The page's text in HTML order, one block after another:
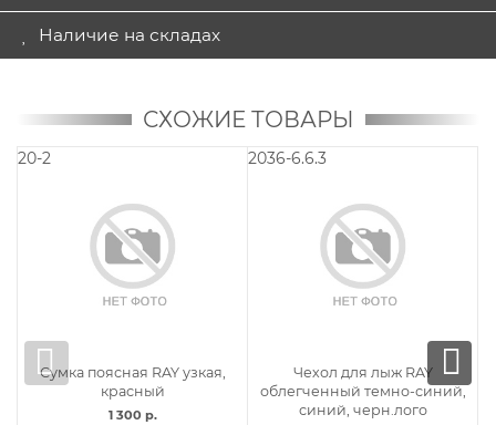
Наличие на складах
СХОЖИЕ ТОВАРЫ
20-2
Сумка поясная RAY узкая,
красный
1 300 р.
2036-6.6.3
Чехол для лыж RAY
облегченный темно-синий,
синий, черн.лого